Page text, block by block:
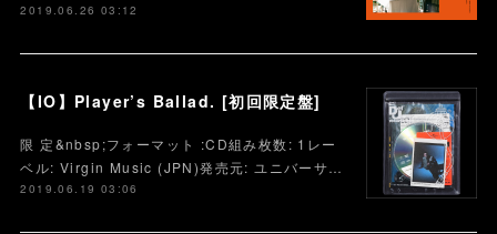
2019.06.26 03:12
【IO】Player’s Ballad. [初回限定盤]
限 定&nbsp;フォーマット :CD組み枚数: 1レー
ベル: Virgin Music (JPN)発売元: ユニバーサ…
2019.06.19 03:06